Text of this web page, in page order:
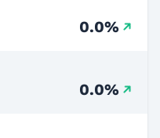
0.0%
0.0%